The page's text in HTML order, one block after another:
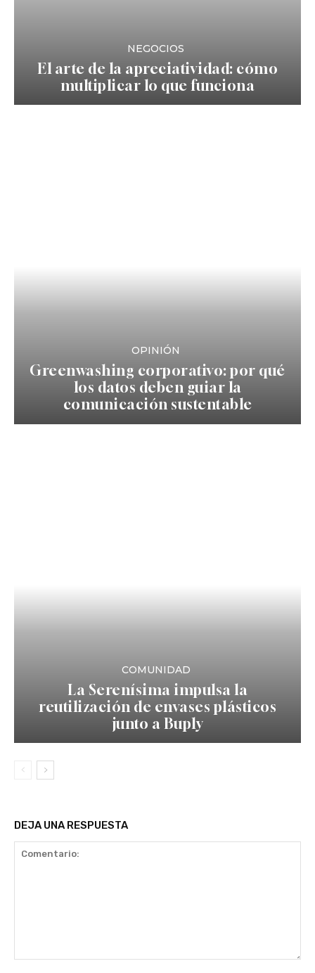
NEGOCIOS
El arte de la apreciatividad: cómo
multiplicar lo que funciona
OPINIÓN
Greenwashing corporativo: por qué
los datos deben guiar la
comunicación sustentable
COMUNIDAD
La Serenísima impulsa la
reutilización de envases plásticos
junto a Buply
DEJA UNA RESPUESTA